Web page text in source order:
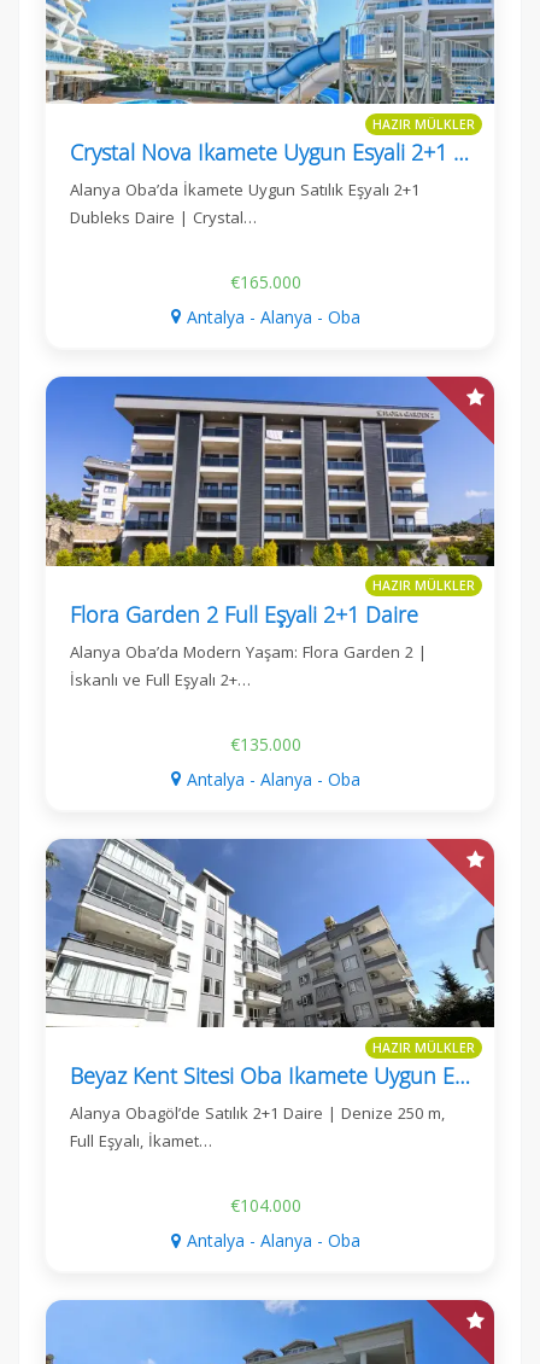
HAZIR MÜLKLER
Crystal Nova Ikamete Uygun Esyali 2+1 Daire
Alanya Oba’da İkamete Uygun Satılık Eşyalı 2+1
Dubleks Daire | Crystal…
€165.000
Antalya - Alanya - Oba
HAZIR MÜLKLER
Flora Garden 2 Full Eşyali 2+1 Daire
Alanya Oba’da Modern Yaşam: Flora Garden 2 |
İskanlı ve Full Eşyalı 2+…
€135.000
Antalya - Alanya - Oba
HAZIR MÜLKLER
Beyaz Kent Sitesi Oba Ikamete Uygun Esyali 2+1 Daire
Alanya Obagöl’de Satılık 2+1 Daire | Denize 250 m,
Full Eşyalı, İkamet…
€104.000
Antalya - Alanya - Oba